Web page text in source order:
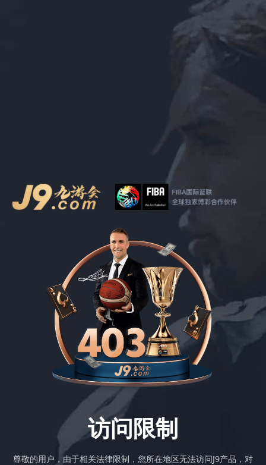
访问限制
尊敬的用户，由于相关法律限制，您所在地区无法访问J9产品，对